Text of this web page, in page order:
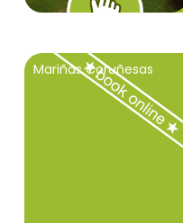
Mariñas Coruñesas